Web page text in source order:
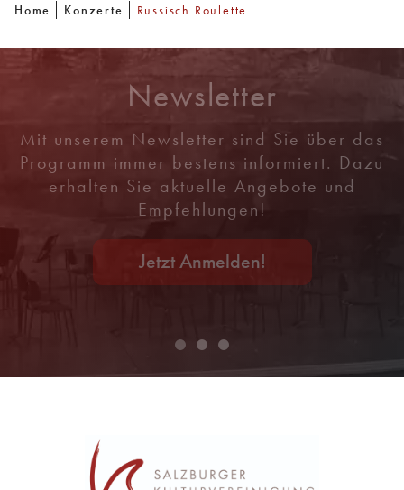
Home Konzerte Russisch Roulette
Newsletter
Mit unserem Newsletter sind Sie über das
Programm immer bestens informiert. Dazu
erhalten Sie aktuelle Angebote und
Empfehlungen!
Jetzt Anmelden!